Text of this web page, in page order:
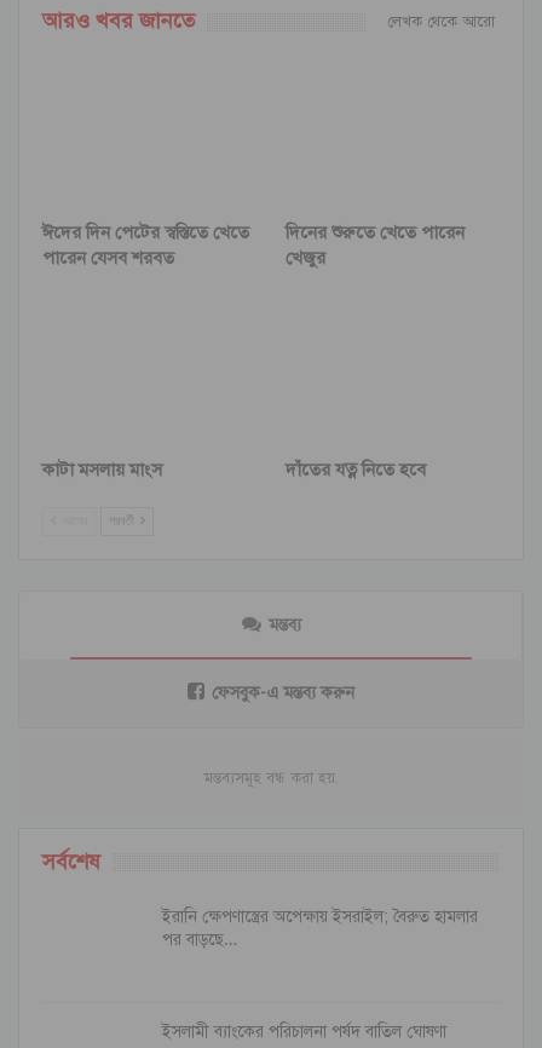
আরও খবর জানতে লেখক থেকে আরো
ঈদের দিন পেটের স্বস্তিতে খেতে
পারেন যেসব শরবত
দিনের শুরুতে খেতে পারেন
খেজুর
কাটা মসলায় মাংস দাঁতের যত্ন নিতে হবে
পরবর্তী
মন্তব্য
ফেসবুক-এ মন্তব্য করুন
মন্তব্যসমূহ বন্ধ করা হয়.
সর্বশেষ
ইরানি ক্ষেপণাস্ত্রের অপেক্ষায় ইসরাইল; বৈরুত হামলার
পর বাড়ছে…
ইসলামী ব্যাংকের পরিচালনা পর্ষদ বাতিল ঘোষণা